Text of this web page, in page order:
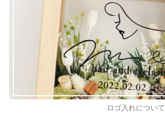
ロゴ入れについて